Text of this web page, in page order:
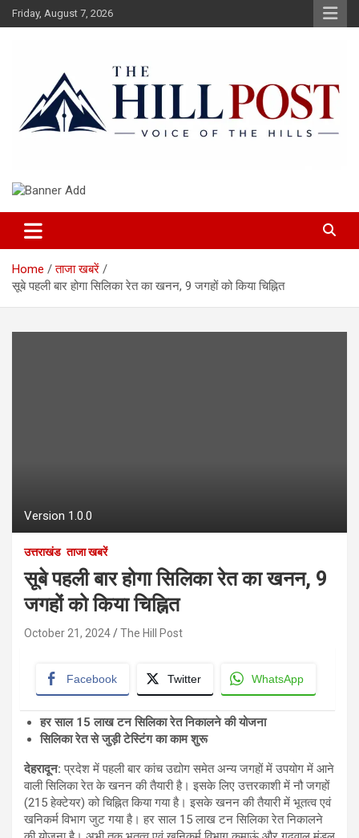
Skip
to
Friday, August 7, 2026
The Hillpost
Home
ताजा खबरें
सूबे पहली बार होगा सिलिका रेत का खनन, 9 जगहों को किया चिह्नित
Version 1.0.0
उत्तराखंड ताजा खबरें
सूबे पहली बार होगा सिलिका रेत का खनन, 9
जगहों को किया चिह्नित
October 21, 2024 The Hill Post
Facebook Twitter WhatsApp
हर साल 15 लाख टन सिलिका रेत निकालने की योजना
सिलिका रेत से जुड़ी टेस्टिंग का काम शुरू
देहरादून: प्रदेश में पहली बार कांच उद्योग समेत अन्य जगहों में उपयोग में आने
वाली सिलिका रेत के खनन की तैयारी है। इसके लिए उत्तरकाशी में नौ जगहों
(215 हेक्टेयर) को चिह्नित किया गया है। इसके खनन की तैयारी में भूतत्व एवं
खनिकर्म विभाग जुट गया है। हर साल 15 लाख टन सिलिका रेत निकालने